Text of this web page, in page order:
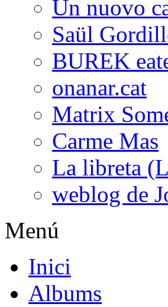
Un nuovo
Saül
BUREK
onanar.cat
Matrix
Carme Mas
La libreta
weblog de
Menú
Inici
Albums